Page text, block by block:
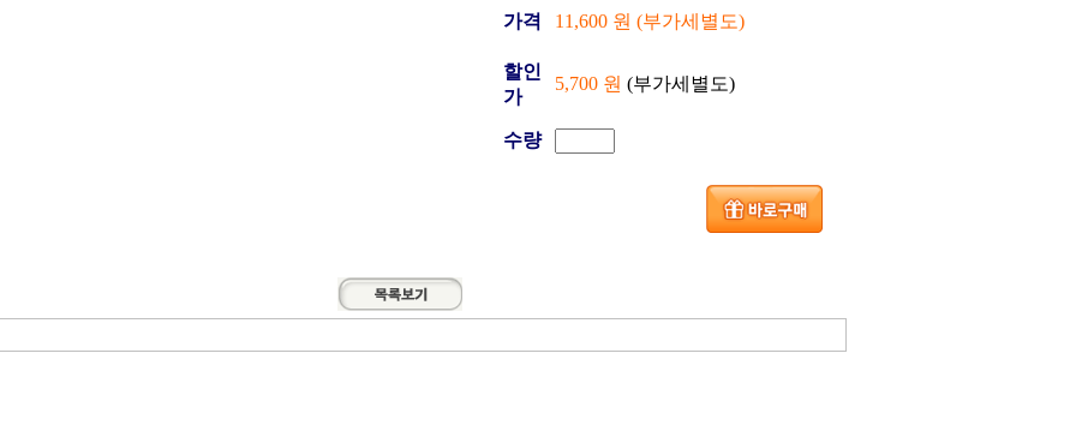
가격 11,600 원 (부가세별도)
할인
가
5,700 원 (부가세별도)
수량